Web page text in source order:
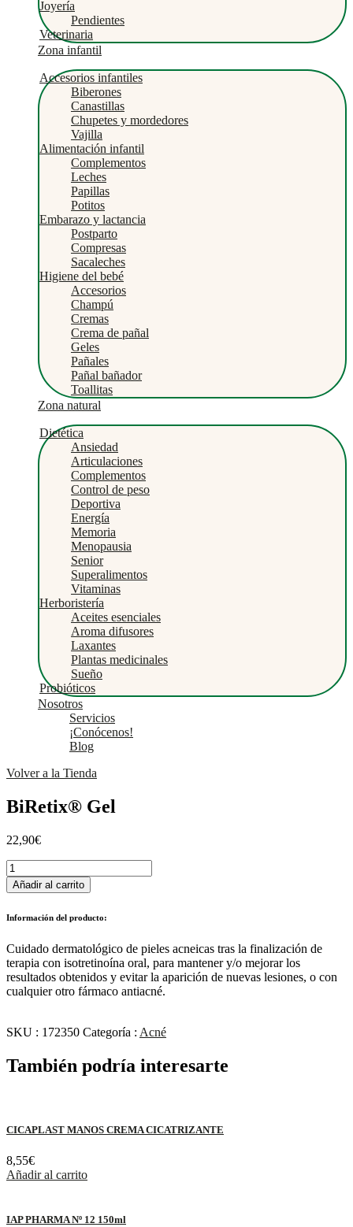
Joyería
Pendientes
Veterinaria
Zona infantil
Accesorios infantiles
Biberones
Canastillas
Chupetes y mordedores
Vajilla
Alimentación infantil
Complementos
Leches
Papillas
Potitos
Embarazo y lactancia
Postparto
Compresas
Sacaleches
Higiene del bebé
Accesorios
Champú
Cremas
Crema de pañal
Geles
Pañales
Pañal bañador
Toallitas
Zona natural
Dietética
Ansiedad
Articulaciones
Complementos
Control de peso
Deportiva
Energía
Memoria
Menopausia
Senior
Superalimentos
Vitaminas
Herboristería
Aceites esenciales
Aroma difusores
Laxantes
Plantas medicinales
Sueño
Probióticos
Nosotros
Servicios
¡Conócenos!
Blog
Volver a la Tienda
BiRetix® Gel
22,90€
BiRetix®
Gel
cantidad
Añadir al carrito
Información del producto:
Cuidado dermatológico de pieles acneicas tras la finalización de
terapia con isotretinoína oral, para mantener y/o mejorar los
resultados obtenidos y evitar la aparición de nuevas lesiones, o con
cualquier otro fármaco antiacné.
SKU : 172350 Categoría : Acné
También podría interesarte
CICAPLAST MANOS CREMA CICATRIZANTE
8,55€
Añadir al carrito
IAP PHARMA Nº 12 150ml